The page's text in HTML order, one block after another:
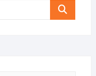
Search